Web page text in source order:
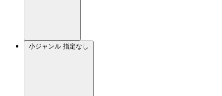
小ジャンル 指定なし